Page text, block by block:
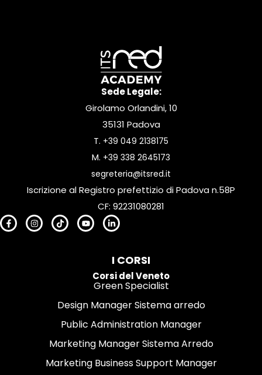
Sede Legale:
Girolamo Orlandini, 10
35131 Padova
T. +39 049 2138175
M. +39 338 2645173
segreteria@itsred.it
Iscrizione al Registro prefettizio di Padova n.58P
CF: 92231080281
I CORSI
Corsi del Veneto
Green Specialist
Design Manager Sistema arredo
Public Administration Manager
Marketing Manager Sistema Arredo
Marketing Business Support Manager